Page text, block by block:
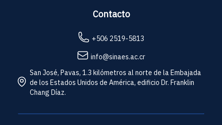
Contacto
+506 2519-5813
info@sinaes.ac.cr
San José, Pavas, 1.3 kilómetros al norte de la Embajada
de los Estados Unidos de América, edificio Dr. Franklin
Chang Díaz.